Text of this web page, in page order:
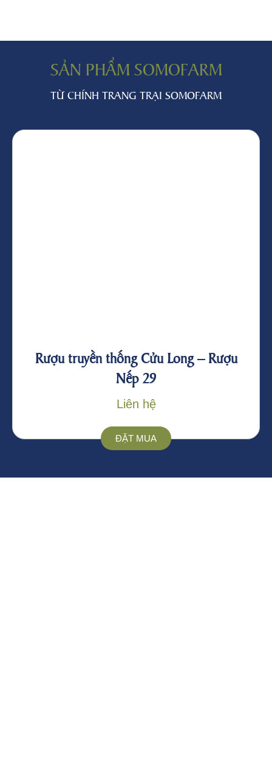
SẢN PHẨM SOMOFARM
TỪ CHÍNH TRANG TRẠI SOMOFARM
Rượu truyền thống Cửu Long – Rượu
Nếp 29
Liên hệ
ĐẶT MUA